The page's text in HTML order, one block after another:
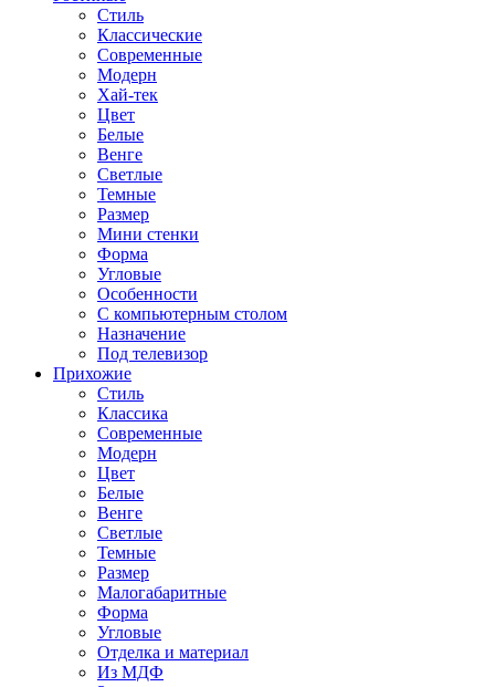
Стиль
Классические
Современные
Модерн
Хай-тек
Цвет
Белые
Венге
Светлые
Темные
Размер
Мини стенки
Форма
Угловые
Особенности
С компьютерным столом
Назначение
Под телевизор
Прихожие
Стиль
Классика
Современные
Модерн
Цвет
Белые
Венге
Светлые
Темные
Размер
Малогабаритные
Форма
Угловые
Отделка и материал
Из МДФ